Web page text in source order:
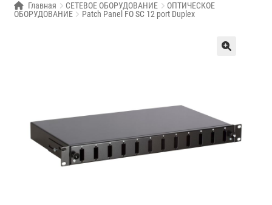
Главная СЕТЕВОЕ ОБОРУДОВАНИЕ
ОПТИЧЕСКОЕ
ОБОРУДОВАНИЕ
Patch Panel FO SC 12 port Duplex